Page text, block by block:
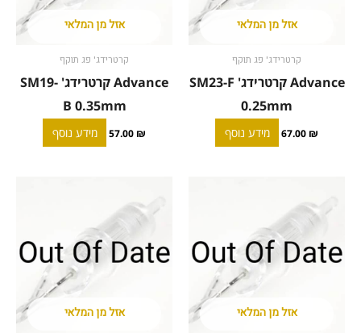
אזל מן המלאי
קרטרידג' פג תוקף
Advance קרטרידג' SM23-F
0.25mm
67.00 ₪ מידע נוסף
אזל מן המלאי
קרטרידג' פג תוקף
Advance קרטרידג' SM19-
B 0.35mm
57.00 ₪ מידע נוסף
אזל מן המלאי אזל מן המלאי